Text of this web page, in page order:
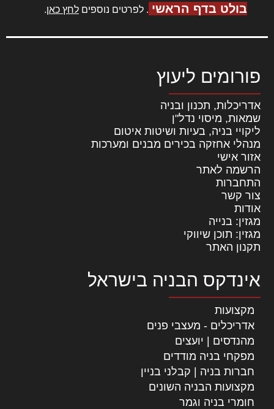
בולט בדף הראשי . לפרטים נוספים לחץ כאן.
פורומים ליעוץ
אדריכלות, תכנון ובניה
שמאות, מיסוי נדל"ן
ליקויי בניה, בעיות ושיטות איטום
מנהלי אחזקה בכירים מבנים ומערכות
אזור אישי
הרשמה לאתר
התחברות
צור קשר
אודות
מגזין: בנייה
מגזין: תוכן שיווקי
תקנון האתר
אינדקס הבניה בישראל
מקצועות
אדריכלים - מעצבי פנים
מהנדסים | יועצים
מפקחי בניה מודדים
חברות בניה | קבלני בניין
מקצועות הבניה השונים
חומרי בניה וגמר